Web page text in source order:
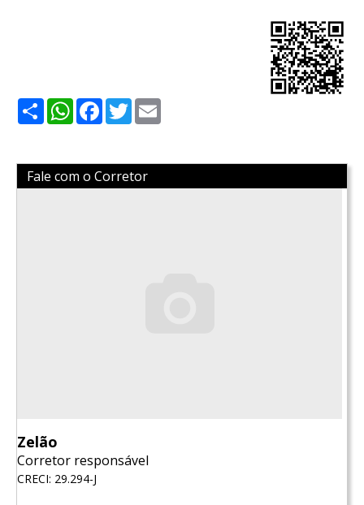
ShareWhatsApp
Facebook
Twitter
Fale com o Corretor
Zelão
Corretor responsável
CRECI: 29.294-J